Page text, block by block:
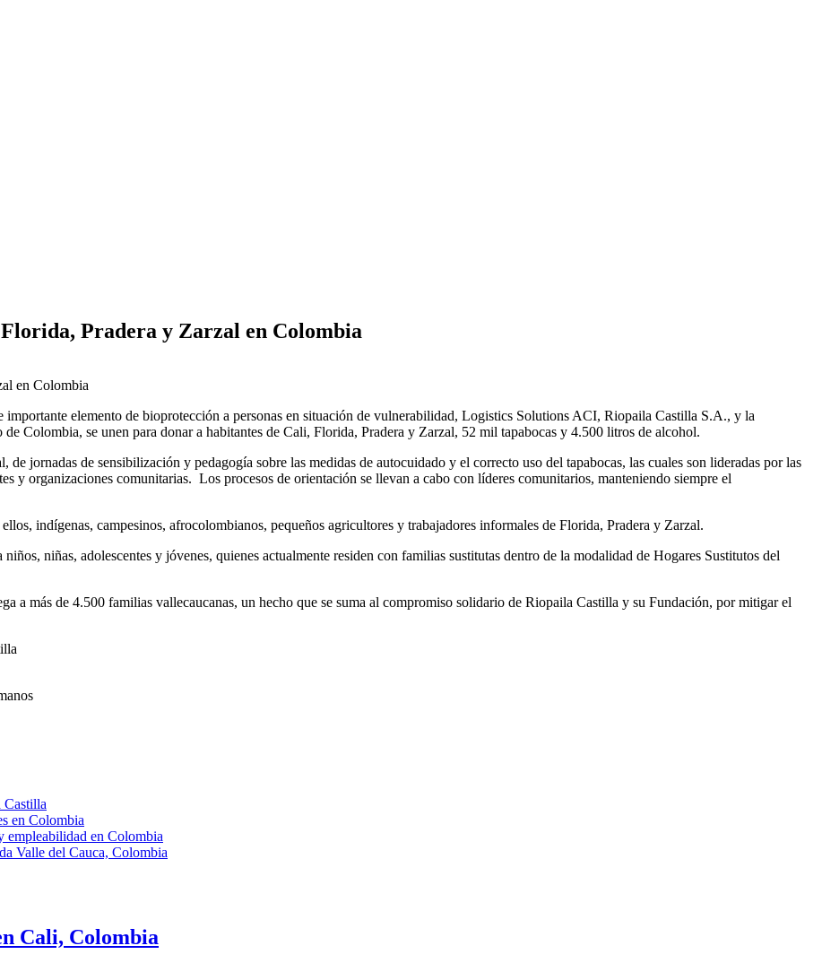
Pradera y Zarzal en Colombia
elemento de bioprotección a personas en situación de vulnerabilidad, Logistics Solutions ACI, Riopaila Castilla S.A., y la
Colombia, se unen para donar a habitantes de Cali, Florida, Pradera y Zarzal, 52 mil tapabocas y 4.500 litros de alcohol.
jornadas de sensibilización y pedagogía sobre las medidas de autocuidado y el correcto uso del tapabocas, las cuales son lideradas por las
y organizaciones comunitarias. Los procesos de orientación se llevan a cabo con líderes comunitarios, manteniendo siempre el
indígenas, campesinos, afrocolombianos, pequeños agricultores y trabajadores informales de Florida, Pradera y Zarzal.
niñas, adolescentes y jóvenes, quienes actualmente residen con familias sustitutas dentro de la modalidad de Hogares Sustitutos del
a más de 4.500 familias vallecaucanas, un hecho que se suma al compromiso solidario de Riopaila Castilla y su Fundación, por mitigar el
Castilla
en Colombia
empleabilidad en Colombia
Valle del Cauca, Colombia
Cali, Colombia